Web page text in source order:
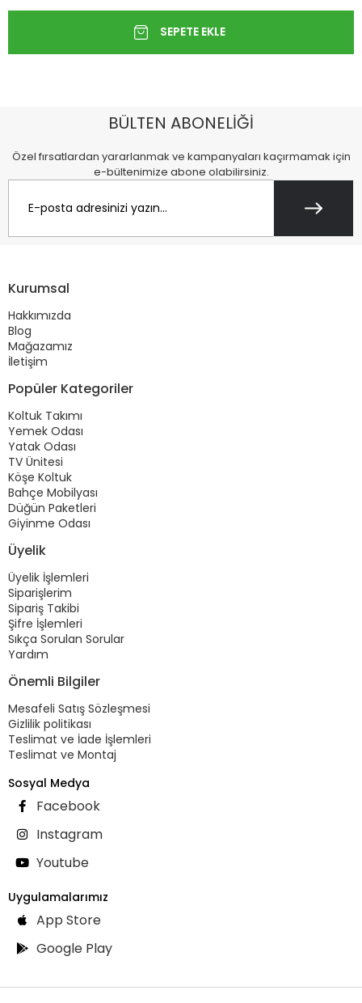
BÜLTEN ABONELİĞİ
Özel fırsatlardan yararlanmak ve kampanyaları kaçırmamak için
e-bültenimize abone olabilirsiniz.
Kurumsal
Hakkımızda
Blog
Mağazamız
İletişim
Popüler Kategoriler
Koltuk Takımı
Yemek Odası
Yatak Odası
TV Ünitesi
Köşe Koltuk
Bahçe Mobilyası
Düğün Paketleri
Giyinme Odası
Üyelik
Üyelik İşlemleri
Siparişlerim
Sipariş Takibi
Şifre İşlemleri
Sıkça Sorulan Sorular
Yardım
Önemli Bilgiler
Mesafeli Satış Sözleşmesi
Gizlilik politikası
Teslimat ve İade İşlemleri
Teslimat ve Montaj
Sosyal Medya
Facebook
Instagram
Youtube
Uygulamalarımız
App Store
Google Play